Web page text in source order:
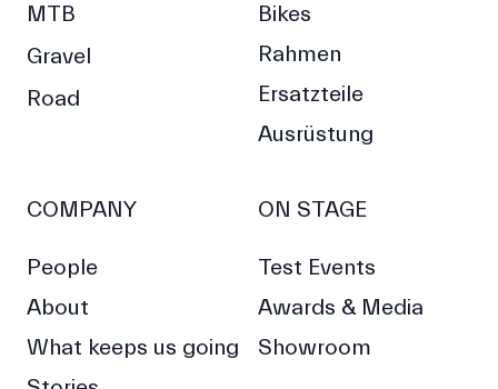
MTB
Gravel
Road
Bikes
Rahmen
Ersatzteile
Ausrüstung
COMPANY
People
About
What keeps us going
ON STAGE
Test Events
Awards & Media
Showroom